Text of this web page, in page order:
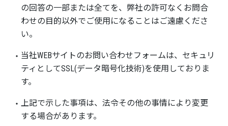
の回答の一部または全てを、弊社の許可なくお問合
わせの目的以外でご使用になることはご遠慮くださ
い。
当社WEBサイトのお問い合わせフォームは、セキュリ
ティとしてSSL(データ暗号化技術)を使用しておりま
す。
上記で示した事項は、法令その他の事情により変更
する場合があります。